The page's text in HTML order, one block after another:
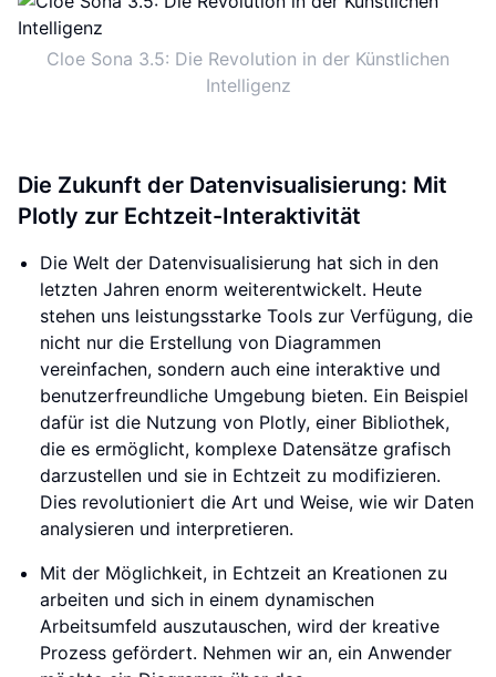
Cloe Sona 3.5: Die Revolution in der Künstlichen
Intelligenz
Die Zukunft der Datenvisualisierung: Mit
Plotly zur Echtzeit-Interaktivität
Die Welt der Datenvisualisierung hat sich in den
letzten Jahren enorm weiterentwickelt. Heute
stehen uns leistungsstarke Tools zur Verfügung, die
nicht nur die Erstellung von Diagrammen
vereinfachen, sondern auch eine interaktive und
benutzerfreundliche Umgebung bieten. Ein Beispiel
dafür ist die Nutzung von Plotly, einer Bibliothek,
die es ermöglicht, komplexe Datensätze grafisch
darzustellen und sie in Echtzeit zu modifizieren.
Dies revolutioniert die Art und Weise, wie wir Daten
analysieren und interpretieren.
Mit der Möglichkeit, in Echtzeit an Kreationen zu
arbeiten und sich in einem dynamischen
Arbeitsumfeld auszutauschen, wird der kreative
Prozess gefördert. Nehmen wir an, ein Anwender